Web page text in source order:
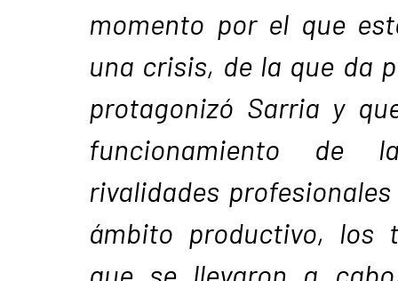
momento por el que
una crisis, de la que da
protagonizó Sarria y
funcionamiento de
rivalidades
ámbito productivo, los
que se llevaron a